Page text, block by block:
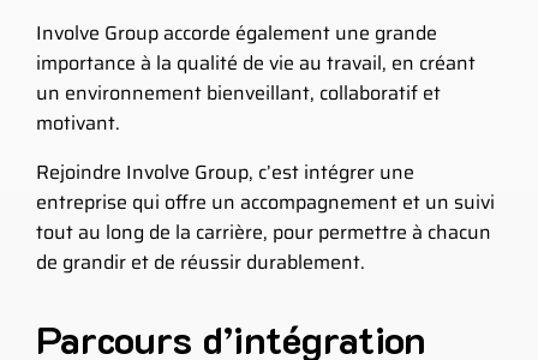
Involve Group accorde également une grande
importance à la qualité de vie au travail, en créant
un environnement bienveillant, collaboratif et
motivant.
Rejoindre Involve Group, c’est intégrer une
entreprise qui offre un accompagnement et un suivi
tout au long de la carrière, pour permettre à chacun
de grandir et de réussir durablement.
Parcours d’intégration